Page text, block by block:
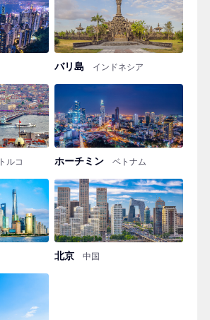
バリ島 インドネシア
トルコ ホーチミン ベトナム
北京 中国